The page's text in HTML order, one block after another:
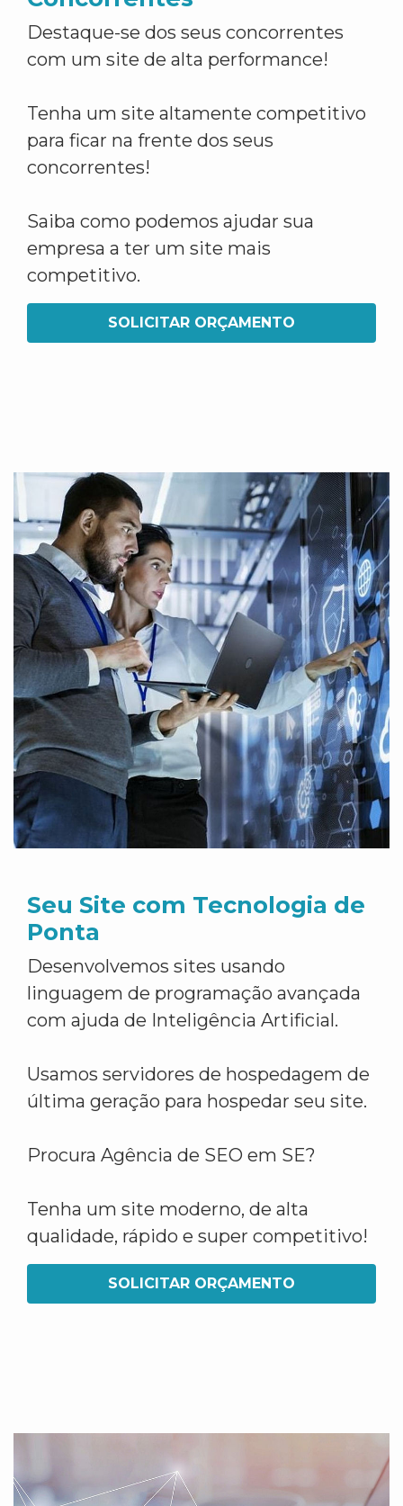
Destaque-se dos seus concorrentes
com um site de alta performance!
Tenha um site altamente competitivo
para ficar na frente dos seus
concorrentes!
Saiba como podemos ajudar sua
empresa a ter um site mais
competitivo.
SOLICITAR ORÇAMENTO
Seu Site com Tecnologia de
Ponta
Desenvolvemos sites usando
linguagem de programação avançada
com ajuda de Inteligência Artificial.
Usamos servidores de hospedagem de
última geração para hospedar seu site.
Procura Agência de SEO em SE?
Tenha um site moderno, de alta
qualidade, rápido e super competitivo!
SOLICITAR ORÇAMENTO